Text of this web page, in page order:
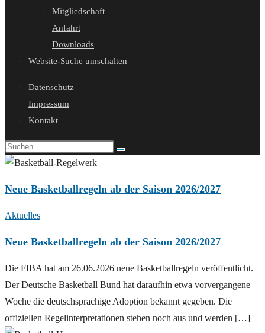
Mitgliedschaft
Anfahrt
Downloads
Website-Suche umschalten
Datenschutz
Impressum
Kontakt
Neue Basketballregeln ab der Saison 2026/2027
Aktuelles
Neue Basketballregeln ab der Saison 2026/2027
Die FIBA hat am 26.06.2026 neue Basketballregeln veröffentlicht.
Der Deutsche Basketball Bund hat daraufhin etwa vorvergangene
Woche die deutschsprachige Adoption bekannt gegeben. Die
offiziellen Regelinterpretationen stehen noch aus und werden […]